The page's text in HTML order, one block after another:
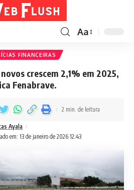
Aa
FINANCEIRAS
crescem 2,1% em 2025,
Fenabrave.
em: 13 de janeiro de 2026 12:43
Ayala
2 min. de leitura